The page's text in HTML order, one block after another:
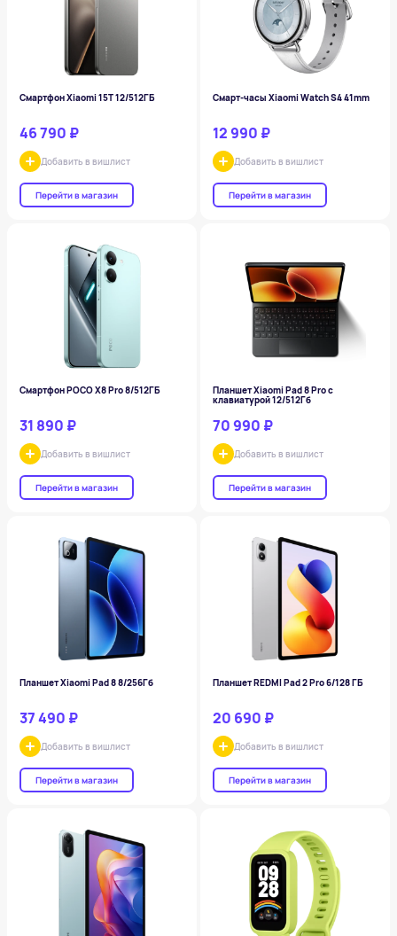
Смартфон Xiaomi 15T 12/512ГБ
46 790 ₽
Добавить в вишлист
Перейти в магазин
Смарт-часы Xiaomi Watch S4 41mm
12 990 ₽
Добавить в вишлист
Перейти в магазин
Смартфон POCO X8 Pro 8/512ГБ
31 890 ₽
Добавить в вишлист
Перейти в магазин
Планшет Xiaomi Pad 8 Pro с
клавиатурой 12/512Гб
70 990 ₽
Добавить в вишлист
Перейти в магазин
Планшет Xiaomi Pad 8 8/256Гб
37 490 ₽
Добавить в вишлист
Перейти в магазин
Планшет REDMI Pad 2 Pro 6/128 ГБ
20 690 ₽
Добавить в вишлист
Перейти в магазин